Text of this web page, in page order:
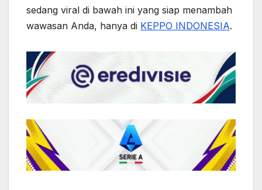
sedang viral di bawah ini yang siap menambah
wawasan Anda, hanya di KEPPO INDONESIA.